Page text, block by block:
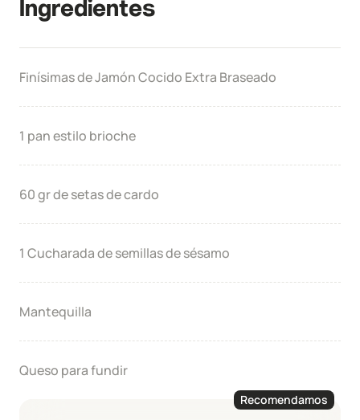
Ingredientes
Finísimas de Jamón Cocido Extra Braseado
1 pan estilo brioche
60 gr de setas de cardo
1 Cucharada de semillas de sésamo
Mantequilla
Queso para fundir
Recomendamos